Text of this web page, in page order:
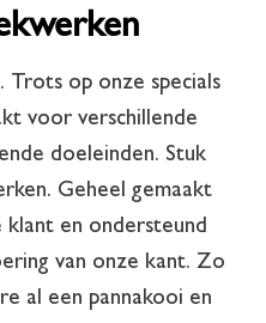
op onze specials
voor verschillende
doeleinden. Stuk
Geheel gemaakt
klant en ondersteund
van onze kant. Zo
al een pannakooi en